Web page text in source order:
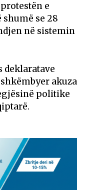
e
se 28
në sistemin
deklaratave
akuza
politike